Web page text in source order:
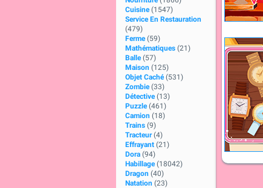
Cuisine (1547)
Service En Restauration
(479)
Ferme (59)
Mathématiques (21)
Balle (57)
Maison (125)
Objet Caché (531)
Zombie (33)
Détective (13)
Puzzle (461)
Camion (18)
Trains (9)
Tracteur (4)
Effrayant (21)
Dora (94)
Habillage (18042)
Dragon (40)
Natation (23)